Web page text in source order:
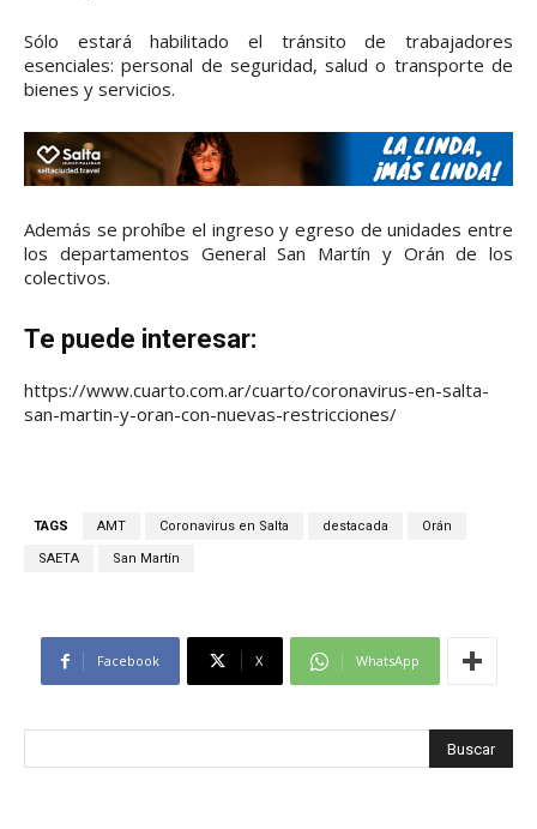
Sólo estará habilitado el tránsito de trabajadores
esenciales: personal de seguridad, salud o transporte de
bienes y servicios.
Además se prohíbe el ingreso y egreso de unidades entre
los departamentos General San Martín y Orán de los
colectivos.
Te puede interesar:
https://www.cuarto.com.ar/cuarto/coronavirus-en-salta-
san-martin-y-oran-con-nuevas-restricciones/
TAGS AMT Coronavirus en Salta destacada Orán
SAETA San Martín
Facebook X WhatsApp